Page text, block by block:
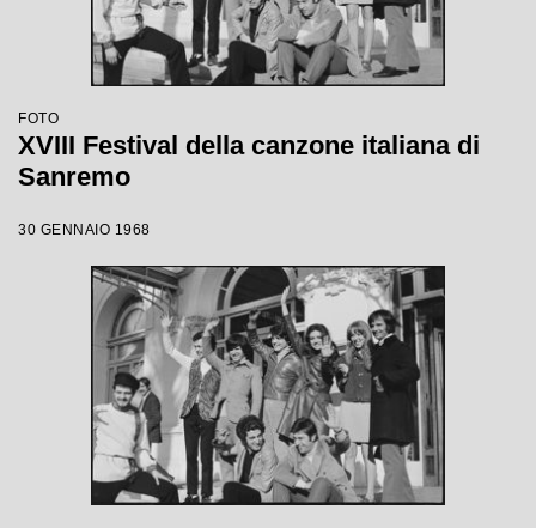
FOTO
XVIII Festival della canzone italiana di
Sanremo
30 GENNAIO 1968